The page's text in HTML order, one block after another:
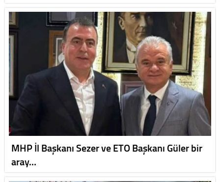
MHP İl Başkanı Sezer ve ETO Başkanı Güler bir
aray…